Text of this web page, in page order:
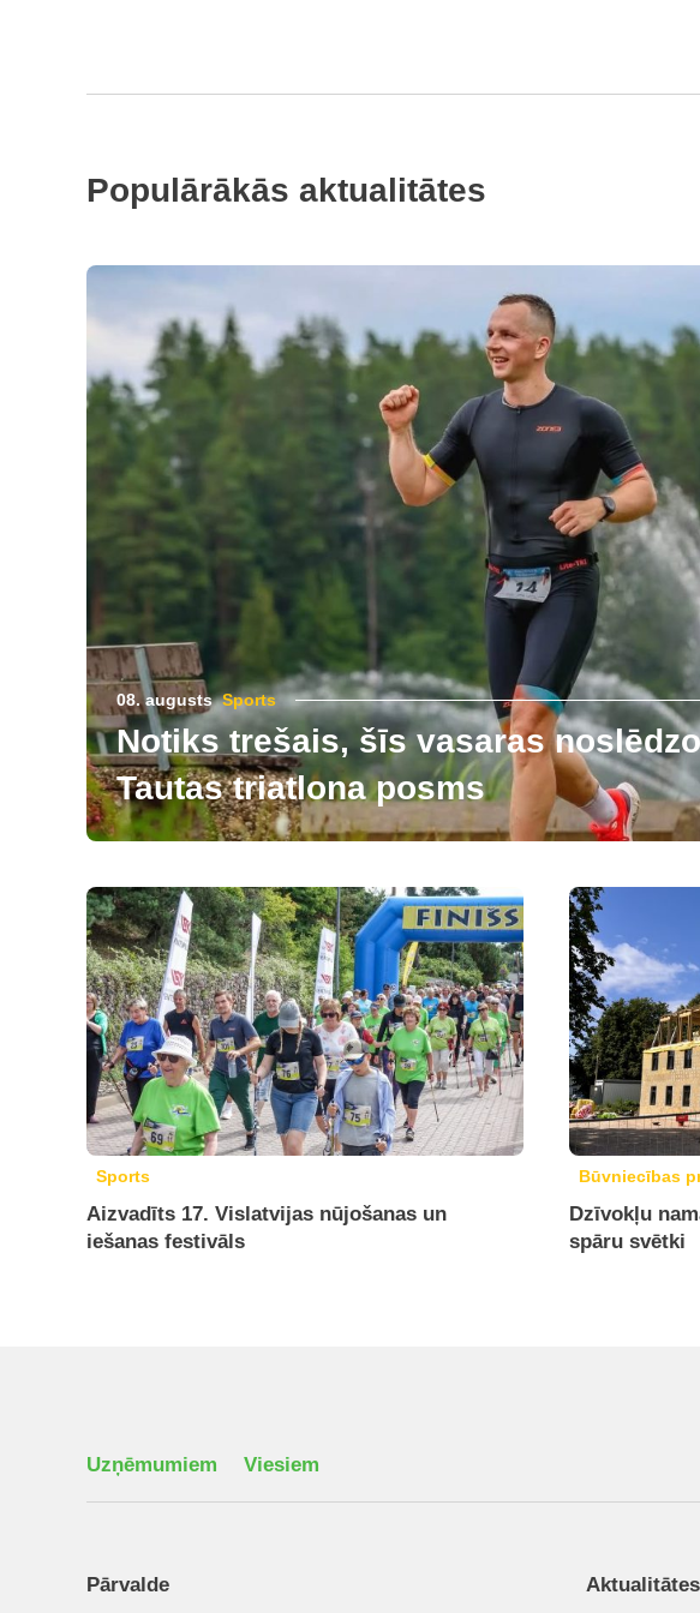
Populārākās aktualitātes
08. augusts Sports
Notiks trešais, šīs vasaras
Tautas triatlona posms
Sports
Aizvadīts 17. Vislatvijas nūjošanas un
iešanas festivāls
Būvniecības
Dzīvokļu
spāru svētki
Uzņēmumiem Viesiem
Pārvalde Aktualitātes